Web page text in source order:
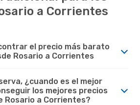
a Corrientes
el precio más barato
Rosario a Corrientes
¿cuando es el mejor
los mejores precios
Rosario a Corrientes?